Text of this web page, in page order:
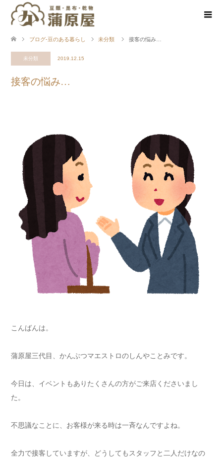
ブログ-豆のある暮らし 未分類 接客の悩み…
未分類 2019.12.15
接客の悩み…
こんばんは。
蒲原屋三代目、かんぶつマエストロのしんやことみです。
今日は、イベントもありたくさんの方がご来店くださいまし
た。
不思議なことに、お客様が来る時は一斉なんですよね。
全力で接客していますが、どうしてもスタッフと二人だけなの